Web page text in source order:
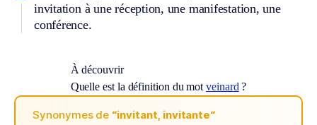
invitation à une réception, une manifestation, une
conférence.
À découvrir
Quelle est la définition du motveinard ?
Synonymes de “invitant, invitante“